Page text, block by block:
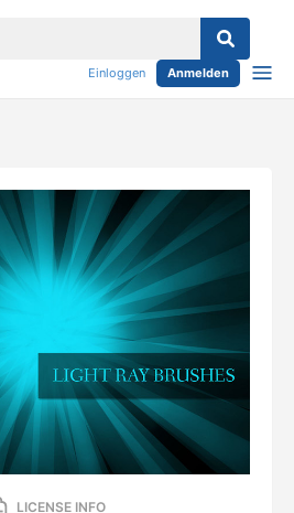
Einloggen Anmelden
LICENSE INFO